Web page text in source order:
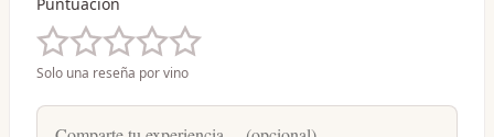
Solo una reseña por vino